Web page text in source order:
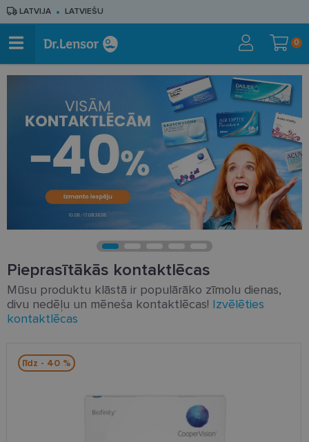
LATVIJA LATVIEŠU
0
Pieprasītākās kontaktlēcas
Mūsu produktu klāstā ir populārāko zīmolu dienas,
divu nedēļu un mēneša kontaktlēcas! Izvēlēties
kontaktlēcas
līdz - 40 %